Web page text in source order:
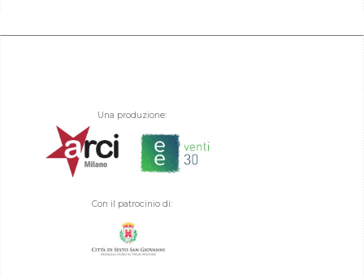
Una produzione:
Con il patrocinio di: